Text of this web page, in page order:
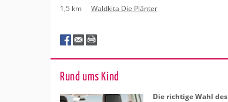
1,5 km Waldkita Die Plänter
Rund ums Kind
Die rich­ti­ge Wahl des